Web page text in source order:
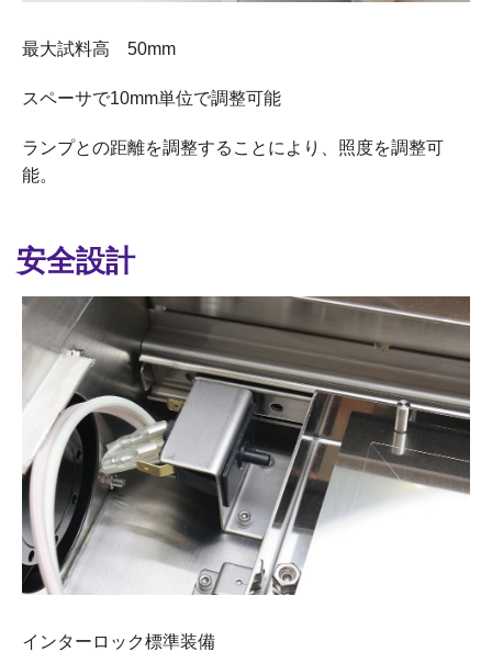
最大試料高 50mm
スペーサで10mm単位で調整可能
ランプとの距離を調整することにより、照度を調整可
能。
安全設計
インターロック標準装備